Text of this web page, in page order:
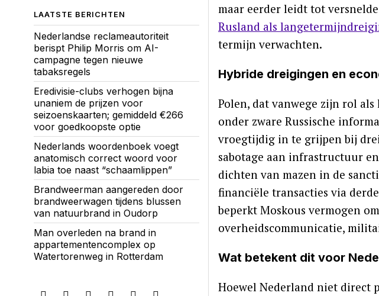
maar eerder leidt tot
Rusland als
termijn verwachten.
Hybride dreigingen en
Polen, dat vanwege zijn rol
onder zware Russische
vroegtijdig in te grijpen bij
sabotage aan infrastructuur
dichten van mazen in de
financiële transacties via
beperkt Moskous vermogen
overheidscommunicatie,
Wat betekent dit voor
Hoewel Nederland niet direct
LAATSTE BERICHTEN
Nederlandse reclameautoriteit
berispt Philip Morris om AI-
campagne tegen nieuwe
tabaksregels
Eredivisie-clubs verhogen bijna
unaniem de prijzen voor
seizoenskaarten; gemiddeld €266
voor goedkoopste optie
Nederlands woordenboek voegt
anatomisch correct woord voor
labia toe naast “schaamlippen”
Brandweerman aangereden door
brandweerwagen tijdens blussen
van natuurbrand in Oudorp
Man overleden na brand in
appartementencomplex op
Watertorenweg in Rotterdam